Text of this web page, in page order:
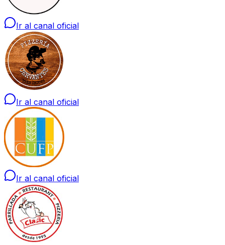
Ir al canal oficial
Ir al canal oficial
Ir al canal oficial